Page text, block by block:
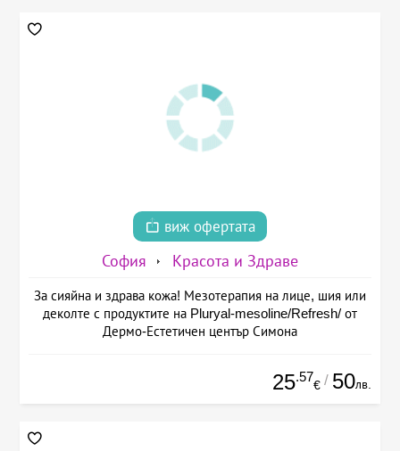
виж офертата
София Красота и Здраве
За сияйна и здрава кожа! Мезотерапия на лице, шия или
деколте с продуктите на Pluryal-mesoline/Refresh/ от
Дермо-Естетичен център Симона
25.57
€ / 50лв.